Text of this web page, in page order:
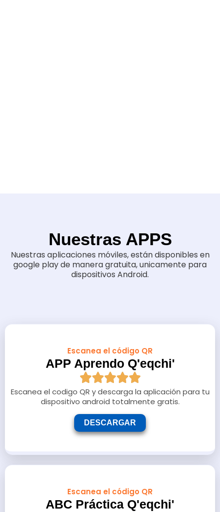
Nuestras APPS
Nuestras aplicaciones móviles, están disponibles en
google play de manera gratuita, unicamente para
dispositivos Android.
Escanea el código QR
APP Aprendo Q'eqchi'
Escanea el codigo QR y descarga la aplicación para tu
dispositivo android totalmente gratis.
DESCARGAR
Escanea el código QR
ABC Práctica Q'eqchi'